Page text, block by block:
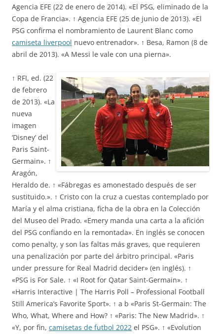
Agencia EFE (22 de enero de 2014). «El PSG, eliminado de la
Copa de Francia». ↑ Agencia EFE (25 de junio de 2013). «El
PSG confirma el nombramiento de Laurent Blanc como
camiseta liverpool nuevo entrenador». ↑ Besa, Ramon (8 de
abril de 2013). «A Messi le vale con una pierna».
↑ RFI, ed. (22
de febrero
de 2013). «La
nueva
imagen
‘Disney’ del
Paris Saint-
Germain». ↑
Aragón,
Heraldo de. ↑ «Fábregas es amonestado después de ser
sustituido.». ↑ Cristo con la cruz a cuestas contemplado por
María y el alma cristiana, ficha de la obra en la Colección
del Museo del Prado. «Emery manda una carta a la afición
del PSG confiando en la remontada». En inglés se conocen
como penalty, y son las faltas más graves, que requieren
una penalización por parte del árbitro principal. «Paris
under pressure for Real Madrid decider» (en inglés). ↑
«PSG is For Sale. ↑ «I Root for Qatar Saint-Germain». ↑
«Harris Interactive | The Harris Poll – Professional Football
Still America’s Favorite Sport». ↑ a b «Paris St-Germain: The
Who, What, Where and How? ↑ «Paris: The New Madrid». ↑
«Y, por fin, camisetas de futbol 2022 el PSG». ↑ «Evolution